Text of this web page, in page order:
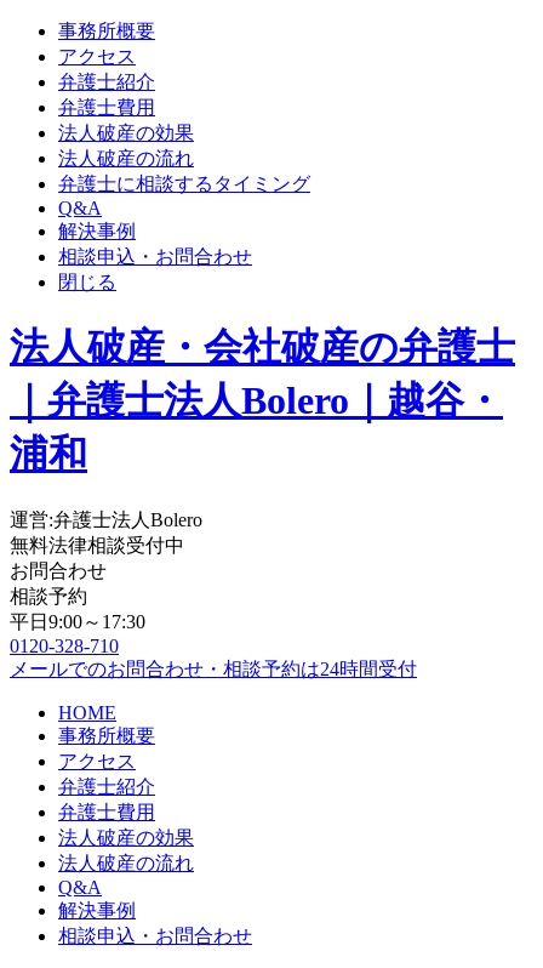
事務所概要
アクセス
弁護士紹介
弁護士費用
法人破産の効果
法人破産の流れ
弁護士に相談するタイミング
Q&A
解決事例
相談申込・お問合わせ
閉じる
法人破産・会社破産の弁護士
｜弁護士法人Bolero｜越谷・
浦和
運営:弁護士法人Bolero
無料法律相談受付中
お問合わせ
相談予約
平日9:00～17:30
0120-328-710
メールでのお問合わせ・相談予約は24時間受付
HOME
事務所概要
アクセス
弁護士紹介
弁護士費用
法人破産の効果
法人破産の流れ
Q&A
解決事例
相談申込・お問合わせ